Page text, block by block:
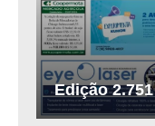
Edição 2.751